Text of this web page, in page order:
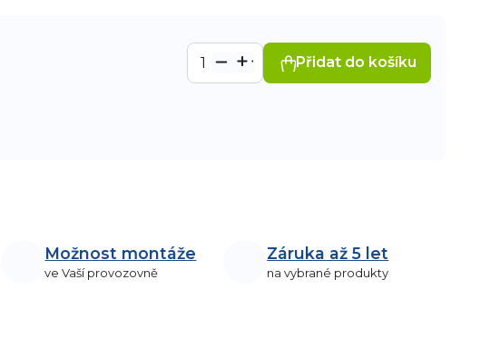
Přidat do košíku
Možnost montáže
ve Vaší provozovně
Záruka až 5 let
na vybrané produkty